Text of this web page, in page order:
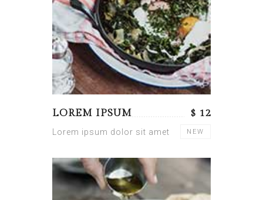
LOREM IPSUM $ 12
Lorem ipsum dolor sit amet NEW